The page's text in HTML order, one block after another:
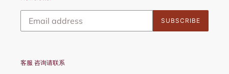
SUBSCRIBE
客服 咨询请联系